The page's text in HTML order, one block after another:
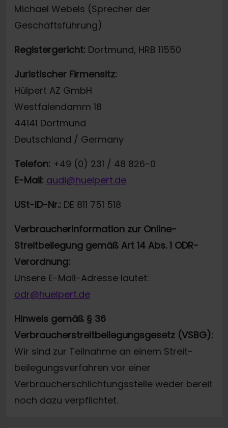
Michael Webels (Sprecher der
Geschäftsführung)
Registergericht: Dortmund, HRB 11550
Juristischer Firmensitz:
Hülpert AZ GmbH
Westfalendamm 18
44141 Dortmund
Deutschland / Germany
Telefon: +49 (0) 231 / 48 826-0
E-Mail: audi@huelpert.de
USt-ID-Nr.: DE 811 751 518
Verbraucherinformation zur Online-
Streitbeilegung gemäß Art 14 Abs. 1 ODR-
Verordnung:
Unsere E-Mail-Adresse lautet:
odr@huelpert.de
Hinweis gemäß § 36
Verbraucherstreitbeilegungsgesetz (VSBG):
Wir sind zur Teilnahme an einem Streit-
beilegungsverfahren vor einer
Verbraucherschlichtungsstelle weder bereit
noch dazu verpflichtet.